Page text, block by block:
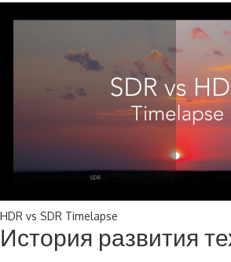
HDR vs SDR Timelapse
История развития